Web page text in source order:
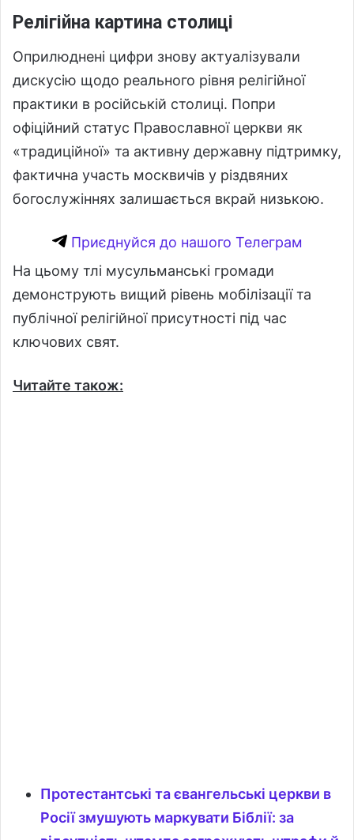
Релігійна картина столиці
Оприлюднені цифри знову актуалізували
дискусію щодо реального рівня релігійної
практики в російській столиці. Попри
офіційний статус Православної церкви як
«традиційної» та активну державну підтримку,
фактична участь москвичів у різдвяних
богослужіннях залишається вкрай низькою.
Приєднуйся до нашого Телеграм
На цьому тлі мусульманські громади
демонструють вищий рівень мобілізації та
публічної релігійної присутності під час
ключових свят.
Читайте також:
Протестантські та євангельські церкви в
Росії змушують маркувати Біблії: за